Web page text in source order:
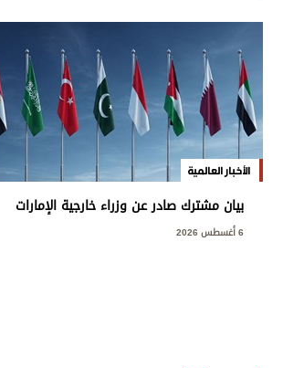
الأخبار العالمية
بيان مشترك صادر عن وزراء خارجية الإمارات
وعدد من الدول العربية والإسلامية بشأن
الانتهاكات الإسرائيلية المتواصلة في قطاع 6 أغسطس 2026